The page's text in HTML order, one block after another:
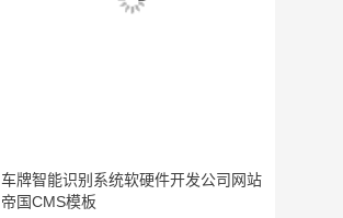
车牌智能识别系统软硬件开发公司网站
帝国CMS模板